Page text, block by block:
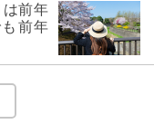
は前年
前年